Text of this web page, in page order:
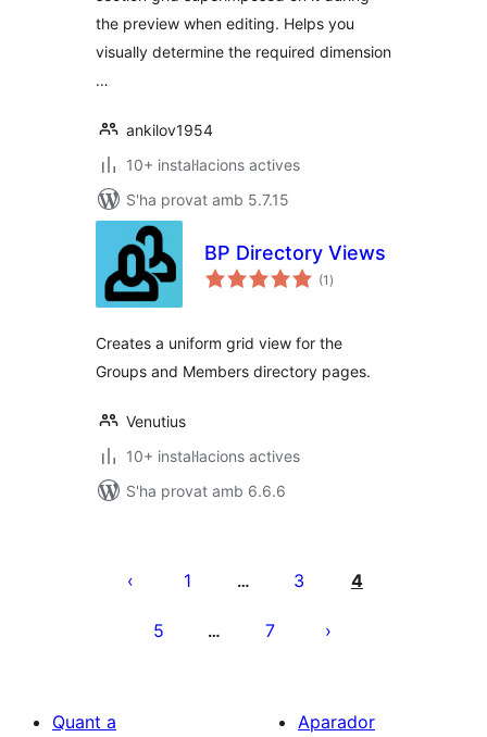
the preview when editing. Helps you
visually determine the required dimension
…
ankilov1954
10+ instal·lacions actives
S'ha provat amb 5.7.15
BP Directory Views
(1 puntuacions
totals
)
Creates a uniform grid view for the
Groups and Members directory pages.
Venutius
10+ instal·lacions actives
S'ha provat amb 6.6.6
entrades
1 … 3 4
5 … 7
Quant a
Aparador